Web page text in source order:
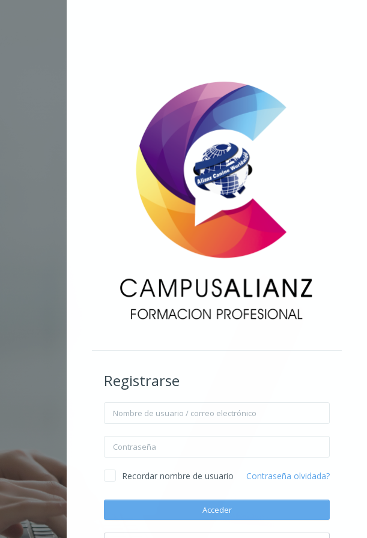
Registrarse
Nombre de usuario / correo electrónico
Recordar nombre de usuario Contraseña olvidada?
Acceder